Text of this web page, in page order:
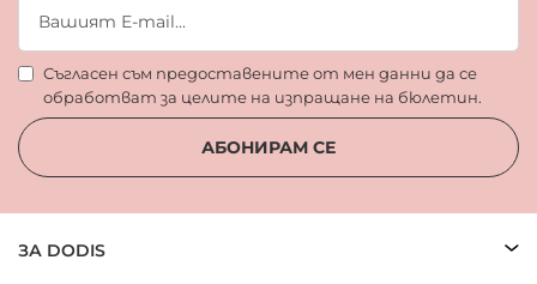
Съгласен съм предоставените от мен данни да се
обработват за целите на изпращане на бюлетин.
АБОНИРАМ СЕ
ЗА DODIS